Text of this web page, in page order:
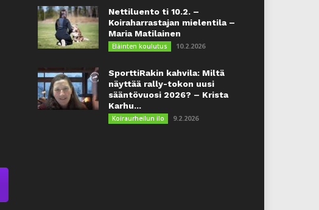
Nettiluento ti 10.2. –
Koiraharrastajan mielentila –
Maria Matilainen
Eläinten koulutus 10.2.2026
SporttiRakin kahvila: Miltä
näyttää rally-tokon uusi
sääntövuosi 2026? – Krista
Karhu...
Koiraurheilun ilo 9.2.2026